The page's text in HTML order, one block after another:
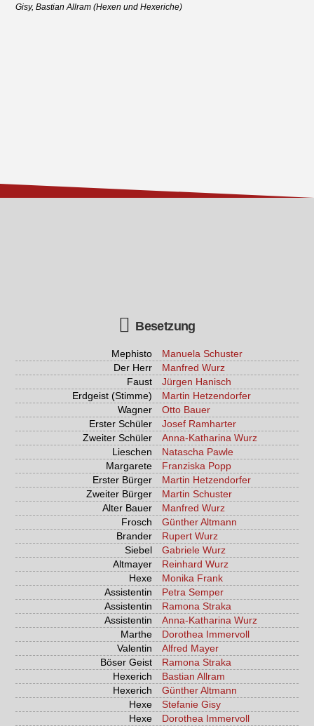
Gisy, Bastian Allram (Hexen und Hexeriche)
Besetzung
Mephisto
Manuela Schuster
Der Herr
Manfred Wurz
Faust
Jürgen Hanisch
Erdgeist (Stimme)
Martin Hetzendorfer
Wagner
Otto Bauer
Erster Schüler
Josef Ramharter
Zweiter Schüler
Anna-Katharina Wurz
Lieschen
Natascha Pawle
Margarete
Franziska Popp
Erster Bürger
Martin Hetzendorfer
Zweiter Bürger
Martin Schuster
Alter Bauer
Manfred Wurz
Frosch
Günther Altmann
Brander
Rupert Wurz
Siebel
Gabriele Wurz
Altmayer
Reinhard Wurz
Hexe
Monika Frank
Assistentin
Petra Semper
Assistentin
Ramona Straka
Assistentin
Anna-Katharina Wurz
Marthe
Dorothea Immervoll
Valentin
Alfred Mayer
Böser Geist
Ramona Straka
Hexerich
Bastian Allram
Hexerich
Günther Altmann
Hexe
Stefanie Gisy
Hexe
Dorothea Immervoll